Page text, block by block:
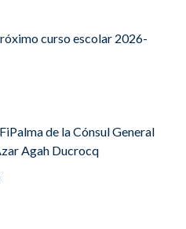
curso escolar 2026-
de la Cónsul General
Agah Ducrocq